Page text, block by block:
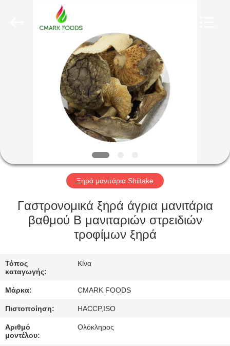
ΠΡΟΪΌΝΤΑ
ΜΕ
ΕΜΆΣ
ΕΠΙΣΚΈΨΕΙΣ
ΣΤΟ
ΕΡΓΟΣΤΆΣΙΟ
ΈΛΕΓΧΟΣ
ΠΟΙΌΤΗΤΑΣ
ΕΠΙΚΟΙΝΩΝΉΣΤΕ
ΜΑΖΊ
Ξηρά μανιτάρια Shiitake
Γαστρονομικά ξηρά άγρια μανιτάρια
βαθμού Β μανιταριών στρειδιών
τροφίμων ξηρά
Τόπος
καταγωγής:
Κίνα
Μάρκα: CMARK FOODS
Πιστοποίηση: HACCP,ISO
Αριθμό
μοντέλου:
Ολόκληρος